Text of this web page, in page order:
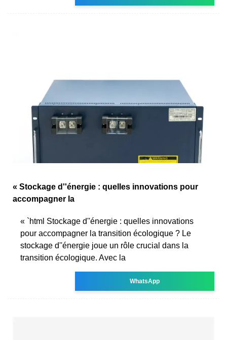
« Stockage d''énergie : quelles innovations pour
accompagner la
« `html Stockage d''énergie : quelles innovations
pour accompagner la transition écologique ? Le
stockage d''énergie joue un rôle crucial dans la
transition écologique. Avec la
WhatsApp